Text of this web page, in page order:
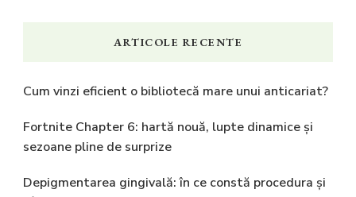
ARTICOLE RECENTE
Cum vinzi eficient o bibliotecă mare unui anticariat?
Fortnite Chapter 6: hartă nouă, lupte dinamice și
sezoane pline de surprize
Depigmentarea gingivală: în ce constă procedura și